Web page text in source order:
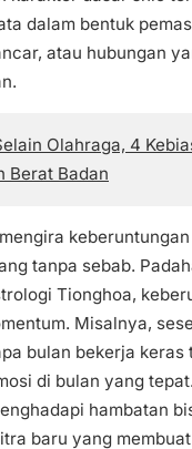
dalam bentuk
atau hubungan
Olahraga, 4
Berat Badan
tanpa sebab.
Tionghoa,
Misalnya,
bulan bekerja keras
di bulan yang
hambatan
baru yang